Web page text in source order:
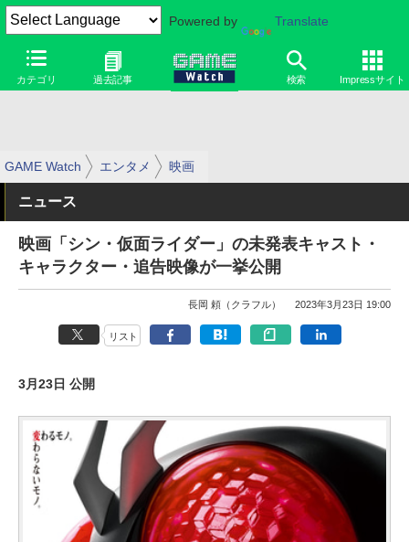
Powered by Translate
カテゴリ 過去記事 検索 Impressサイト
GAME Watch エンタメ 映画
ニュース
映画「シン・仮面ライダー」の未発表キャスト・
キャラクター・追告映像が一挙公開
長岡 頼（クラフル） 2023年3月23日 19:00
リスト
3月23日 公開